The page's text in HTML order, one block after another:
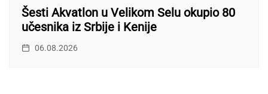
Šesti Akvatlon u Velikom Selu okupio 80
učesnika iz Srbije i Kenije
06.08.2026